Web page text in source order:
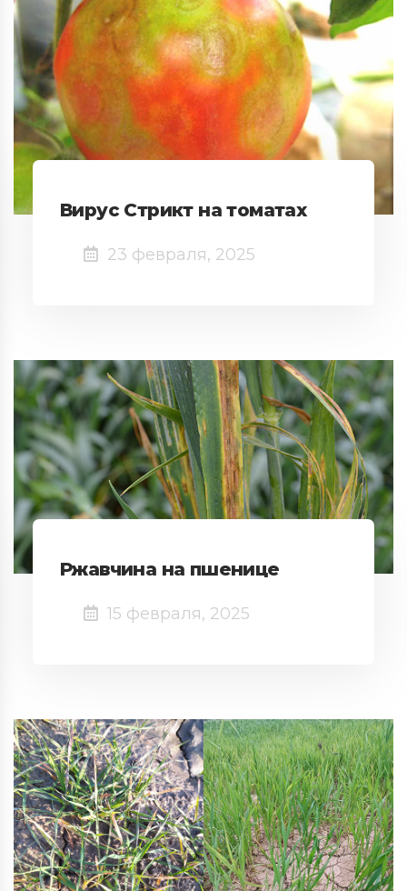
Вирус Стрикт на томатах
23 февраля, 2025
Ржавчина на пшенице
15 февраля, 2025